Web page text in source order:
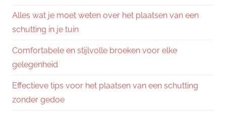
Alles wat je moet weten over het plaatsen van een
schutting in je tuin
Comfortabele en stijlvolle broeken voor elke
gelegenheid
Effectieve tips voor het plaatsen van een schutting
zonder gedoe